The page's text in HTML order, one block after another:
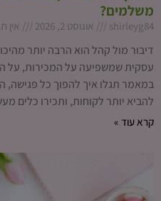
משלמים?
shirleyg84 אוגוסט 2, 2026 אין
דיבור מול קהל הוא הרבה יותר
עסקית שמשפיעה על המכירות, על
במאמר תגלו איך להפוך כל פגישה,
להביא יותר לקוחות, ותכירו כלים
קרא עוד »